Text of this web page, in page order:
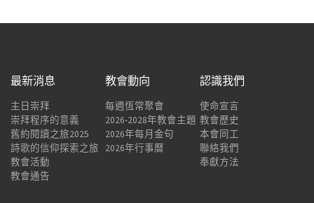
最新消息
主日崇拜
崇拜程序的意義
舊約閱讀之旅2025
詩歌的信仰探索之旅
教會活動
教會通告
教會動向
每週恆常聚會
2026-2028年教會主題
2026年每月金句
2026年行事曆
認識我們
使命宣言
教會歷史
本會同工
聯絡我們
奉獻方法